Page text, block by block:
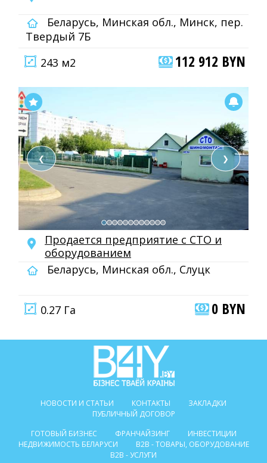
Беларусь, Минская обл., Минск, пер.
Твердый 7Б
243 м2
112 912 BYN
❮ ❯
Продается предприятие с СТО и
оборудованием
Беларусь, Минская обл., Слуцк
0.27 Га 0 BYN
НОВОСТИ И СТАТЬИ КОНТАКТЫ
ЗАКЛАДКИ
ПУБЛИЧНЫЙ ДОГОВОР
ГОТОВЫЙ БИЗНЕС
ФРАНЧАЙЗИНГ
ИНВЕСТИЦИИ
НЕДВИЖИМОСТЬ БЕЛАРУСИ
B2B - ТОВАРЫ, ОБОРУДОВАНИЕ
B2B - УСЛУГИ